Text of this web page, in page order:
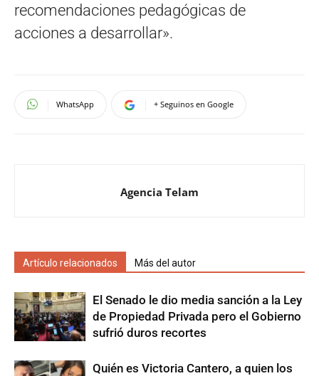
recomendaciones pedagógicas de
acciones a desarrollar».
WhatsApp + Seguinos en Google
Agencia Telam
Artículo relacionados Más del autor
El Senado le dio media sanción a la Ley
de Propiedad Privada pero el Gobierno
sufrió duros recortes
Quién es Victoria Cantero, a quien los